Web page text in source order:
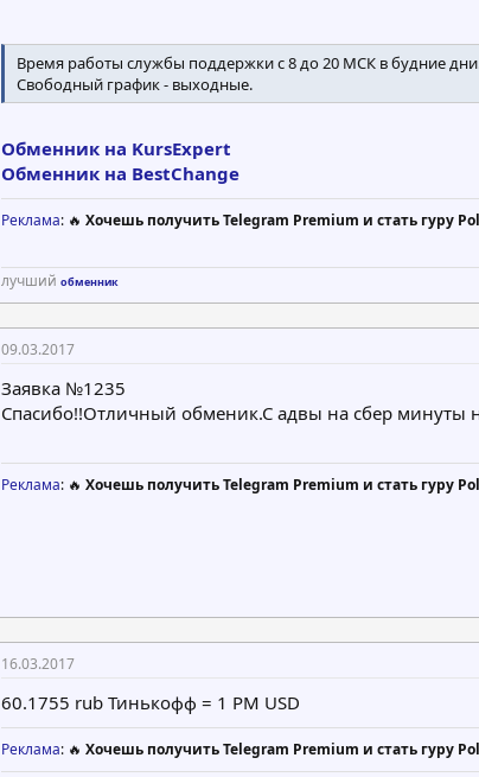
Время работы службы поддержки с 8 до 20 МСК в будние
Свободный график - выходные.
Обменник на KursExpert
Обменник на BestChange
Реклама: 🔥 Хочешь получить Telegram Premium и стать гуру
лучший обменник
09.03.2017
Заявка №1235
Спасибо!!Отличный обменик.С адвы на сбер
Реклама: 🔥 Хочешь получить Telegram Premium и стать гуру
16.03.2017
60.1755 rub Тинькофф = 1 PM USD
Реклама: 🔥 Хочешь получить Telegram Premium и стать гуру